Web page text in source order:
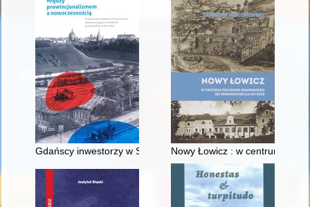
Gdańscy inwestorzy w Sopocie : prestiż finansowy i
Nowy Łowicz : w centrum